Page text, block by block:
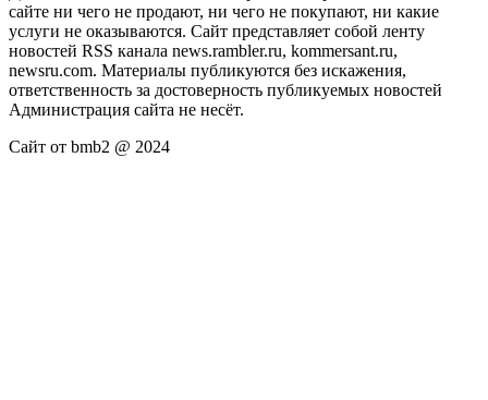
сайте ни чего не продают, ни чего не покупают, ни какие
услуги не оказываются. Сайт представляет собой ленту
новостей RSS канала news.rambler.ru, kommersant.ru,
newsru.com. Материалы публикуются без искажения,
ответственность за достоверность публикуемых новостей
Администрация сайта не несёт.
Сайт от bmb2 @ 2024